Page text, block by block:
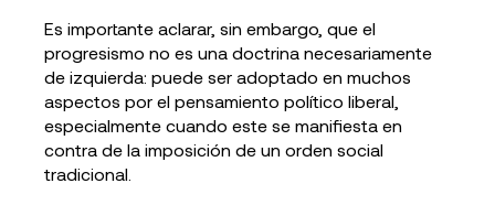
Es importante aclarar, sin embargo, que el
progresismo no es una doctrina necesariamente
de izquierda: puede ser adoptado en muchos
aspectos por el pensamiento político liberal,
especialmente cuando este se manifiesta en
contra de la imposición de un orden social
tradicional.